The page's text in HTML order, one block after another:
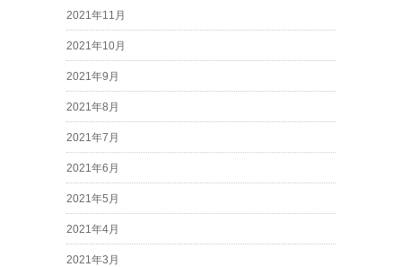
2021年11月
2021年10月
2021年9月
2021年8月
2021年7月
2021年6月
2021年5月
2021年4月
2021年3月